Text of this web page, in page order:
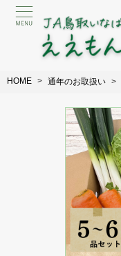
HOME 通年のお取扱い